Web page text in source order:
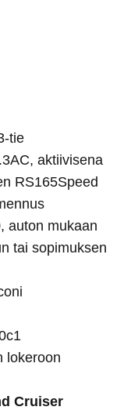
tie
aktiivisena
RS165Speed
auton mukaan
tai sopimuksen
lokeroon
Cruiser